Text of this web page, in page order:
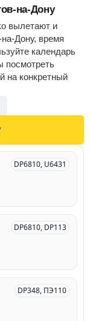
на-Дону
вылетают и
Дону, время
календарь
посмотреть
на конкретный
DP6810, U6431
DP6810, DP113
DP348, ПЭ110